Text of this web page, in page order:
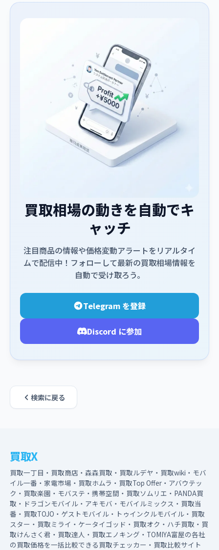
買取相場の動きを自動でキ
ャッチ
注目商品の情報や価格変動アラートをリアルタイ
ムで配信中！フォローして最新の買取相場情報を
自動で受け取ろう。
Telegram を登録
Discord に参加
検索に戻る
買取X
買取一丁目・買取商店・森森買取・買取ルデヤ・買取wiki・モバ
イル一番・家電市場・買取ホムラ・買取Top Offer・アバウテッ
ク・買取楽園・モバステ・携帯空間・買取ソムリエ・PANDA買
取・ドラゴンモバイル・アキモバ・モバイルミックス・買取当
番・買取TOJO・ゲストモバイル・トゥインクルモバイル・買取
スター・買取ミライ・ケータイゴッド・買取オク・ハチ買取・買
取けんさく君・買取達人・買取エノキング・TOMIYA富屋の各社
の買取価格を一括比較できる買取チェッカー・買取比較サイト